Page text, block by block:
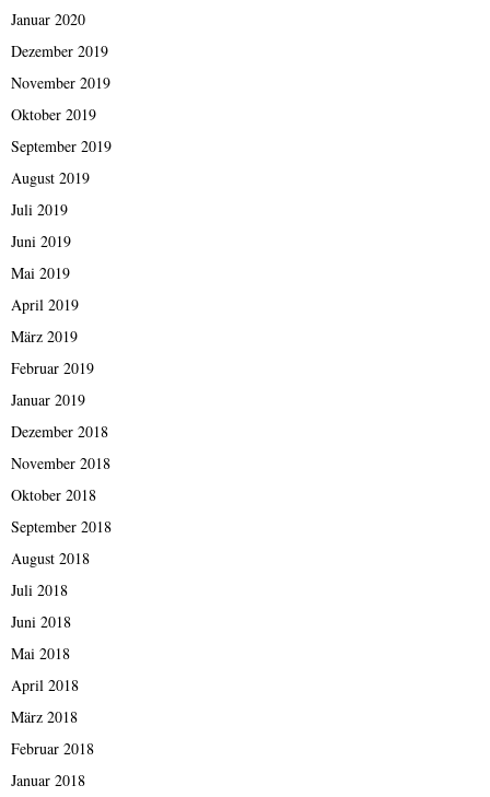
Januar 2020
Dezember 2019
November 2019
Oktober 2019
September 2019
August 2019
Juli 2019
Juni 2019
Mai 2019
April 2019
März 2019
Februar 2019
Januar 2019
Dezember 2018
November 2018
Oktober 2018
September 2018
August 2018
Juli 2018
Juni 2018
Mai 2018
April 2018
März 2018
Februar 2018
Januar 2018